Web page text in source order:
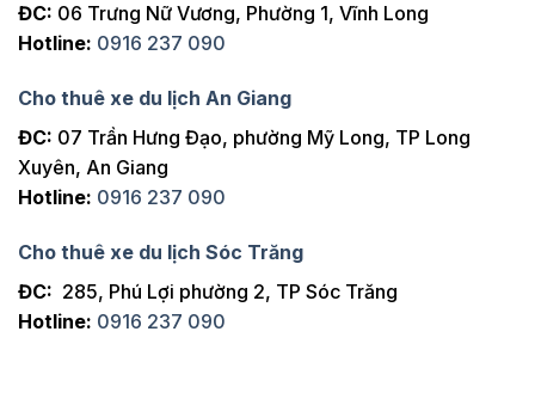
ĐC: 06 Trưng Nữ Vương, Phường 1, Vĩnh Long
Hotline: 0916 237 090
Cho thuê xe du lịch An Giang
ĐC: 07 Trần Hưng Đạo, phường Mỹ Long, TP Long
Xuyên, An Giang
Hotline: 0916 237 090
Cho thuê xe du lịch Sóc Trăng
ĐC: 285, Phú Lợi phường 2, TP Sóc Trăng
Hotline: 0916 237 090